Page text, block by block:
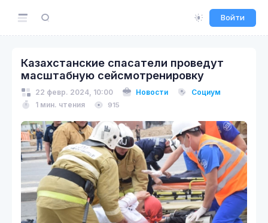
Войти
Казахстанские спасатели проведут
масштабную сейсмотренировку
22 февр. 2024, 10:00 Новости
Социум
1 мин. чтения
915